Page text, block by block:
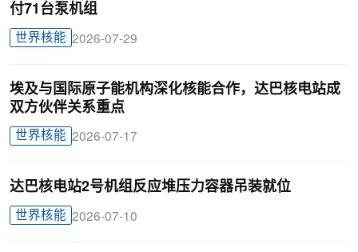
付71台泵机组
世界核能 2026-07-29
埃及与国际原子能机构深化核能合作，达巴核电站成
双方伙伴关系重点
世界核能 2026-07-17
达巴核电站2号机组反应堆压力容器吊装就位
世界核能 2026-07-10